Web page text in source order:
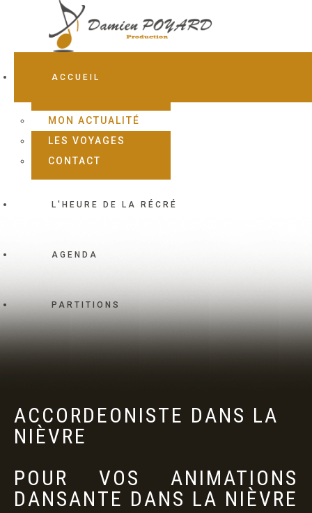
ACCUEIL
MON ACTUALITÉ
LES VOYAGES
CONTACT
L'HEURE DE LA RÉCRÉ
AGENDA
PARTITIONS
PANIER
ACCORDEONISTE DANS LA
NIÈVRE
POUR VOS ANIMATIONS
DANSANTE DANS LA NIÈVRE